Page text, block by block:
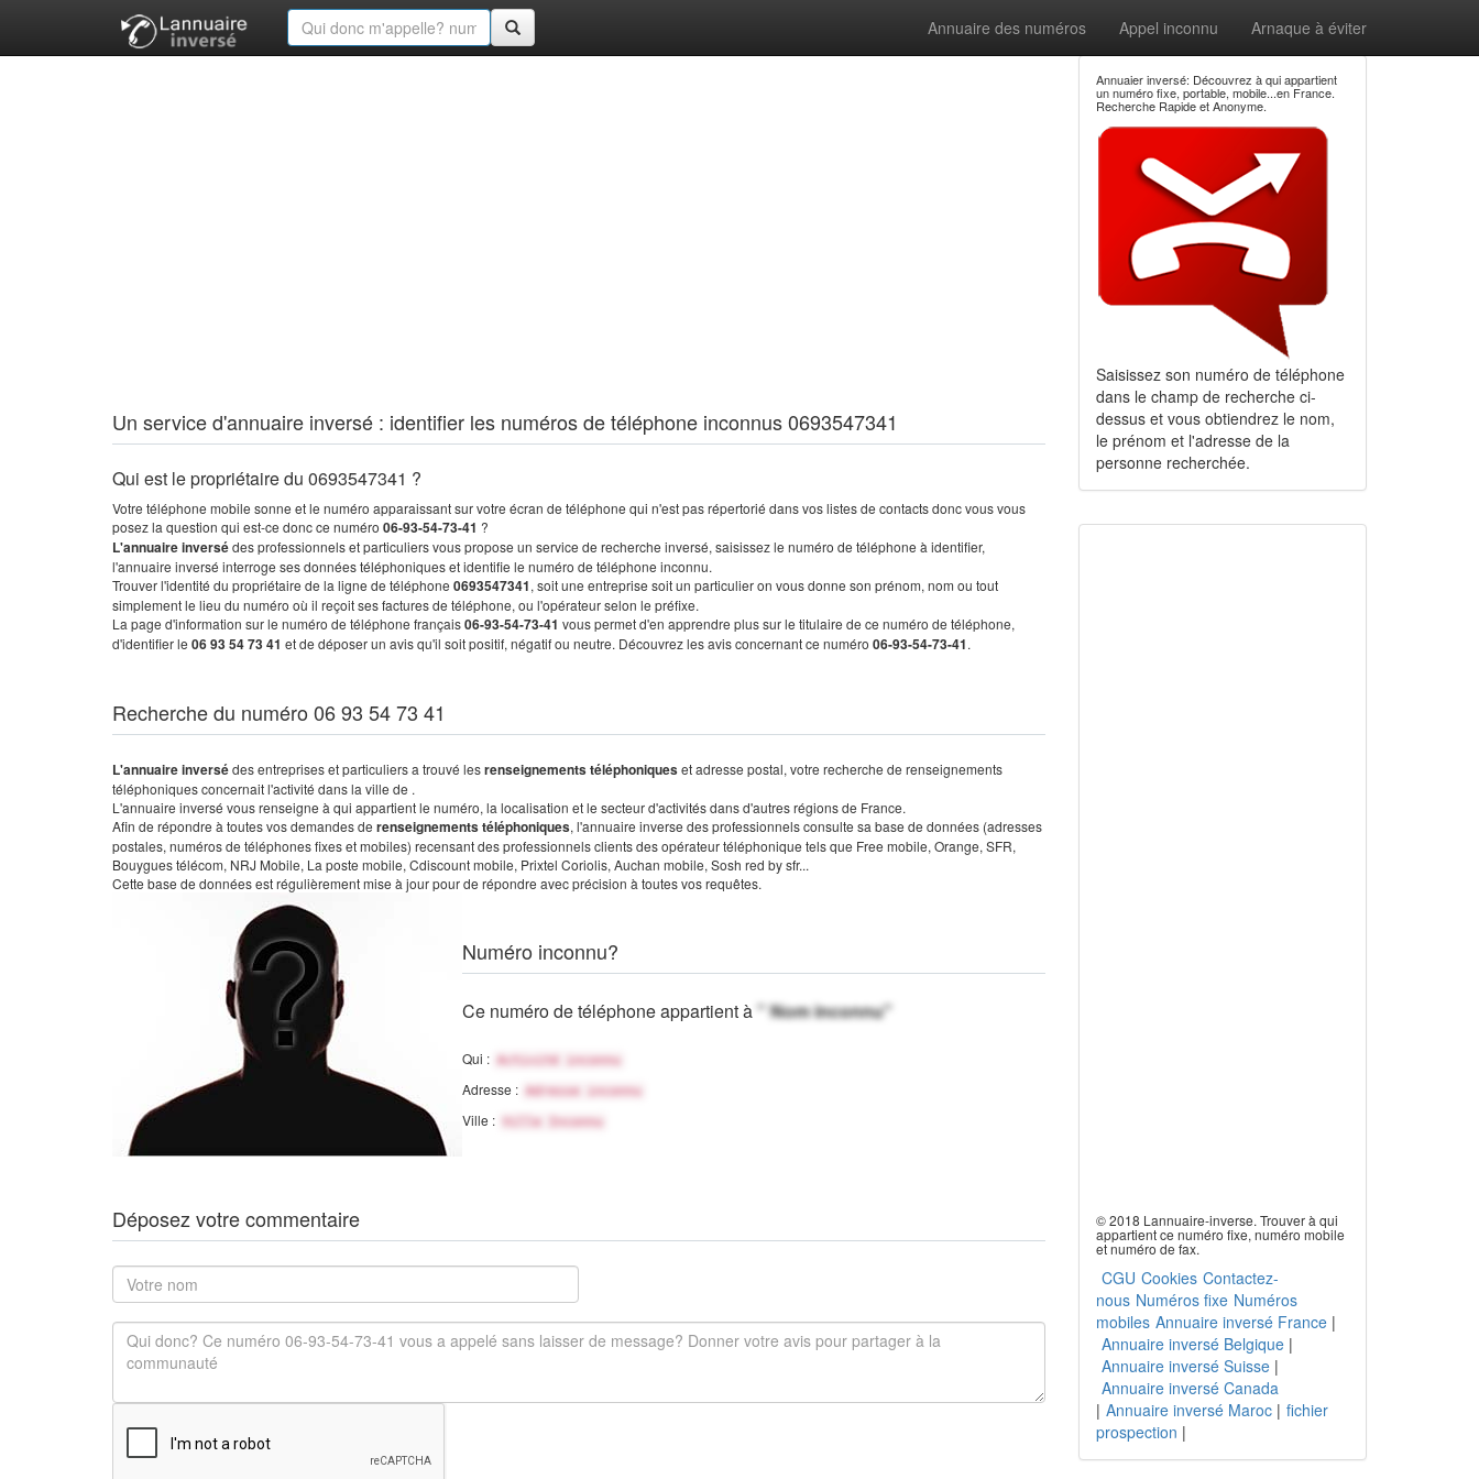
Annuaire des numéros Appel inconnu Arnaque à éviter
Un service d'annuaire inversé : identifier les numéros de téléphone inconnus 0693547341
Qui est le propriétaire du 0693547341 ?
Votre téléphone mobile sonne et le numéro apparaissant sur votre écran de téléphone qui n'est pas répertorié dans vos listes de contacts donc vous vous
posez la question qui est-ce donc ce numéro 06-93-54-73-41 ?
L'annuaire inversédes professionnels et particuliers vous propose un service de recherche inversé, saisissez le numéro de téléphone à identifier,
l'annuaire inversé interroge ses données téléphoniques et identifie le numéro de téléphone inconnu.
Trouver l'identité du propriétaire de la ligne de téléphone 0693547341, soit une entreprise soit un particulier on vous donne son prénom, nom ou tout
simplement le lieu du numéro où il reçoit ses factures de téléphone, ou l'opérateur selon le préfixe.
La page d'information sur le numéro de téléphone français06-93-54-73-41 vous permet d'en apprendre plus sur le titulaire de ce numéro de téléphone,
d'identifier le 06 93 54 73 41 et de déposer un avis qu'il soit positif, négatif ou neutre. Découvrez les avis concernant ce numéro 06-93-54-73-41.
Recherche du numéro 06 93 54 73 41
L'annuaire inversédes entreprises et particuliers a trouvé lesrenseignements téléphoniqueset adresse postal, votre recherche de renseignements
téléphoniques concernait l'activité dans la ville de .
L'annuaire inversé vous renseigne à qui appartient le numéro, la localisation et le secteur d'activités dans d'autres régions de France.
Afin de répondre à toutes vos demandes de renseignements téléphoniques, l'annuaire inverse des professionnels consulte sa base de données (adresses
postales, numéros de téléphones fixes et mobiles) recensant des professionnels clients des opérateur téléphonique tels que Free mobile, Orange, SFR,
Bouygues télécom, NRJ Mobile, La poste mobile, Cdiscount mobile, Prixtel Coriolis, Auchan mobile, Sosh red by sfr...
Cette base de données est régulièrement mise à jour pour de répondre avec précision à toutes vos requêtes.
Numéro inconnu?
Ce numéro de téléphone appartient à" Nom inconnu"
Qui : Activité inconnu
Adresse : Adresse inconnu
Ville : Ville Inconnu
Déposez votre commentaire
Annuaier inversé: Découvrez à qui appartient
un numéro fixe, portable, mobile...en France.
Recherche Rapide et Anonyme.
Saisissez son numéro de téléphone
dans le champ de recherche ci-
dessus et vous obtiendrez le nom,
le prénom et l'adresse de la
personne recherchée.
© 2018 Lannuaire-inverse. Trouver à qui
appartient ce numéro fixe, numéro mobile
et numéro de fax.
CGU Cookies Contactez-
nous Numéros fixe Numéros
mobiles Annuaire inversé France|
Annuaire inversé Belgique|
Annuaire inversé Suisse|
Annuaire inversé Canada
| Annuaire inversé Maroc| fichier
prospection |